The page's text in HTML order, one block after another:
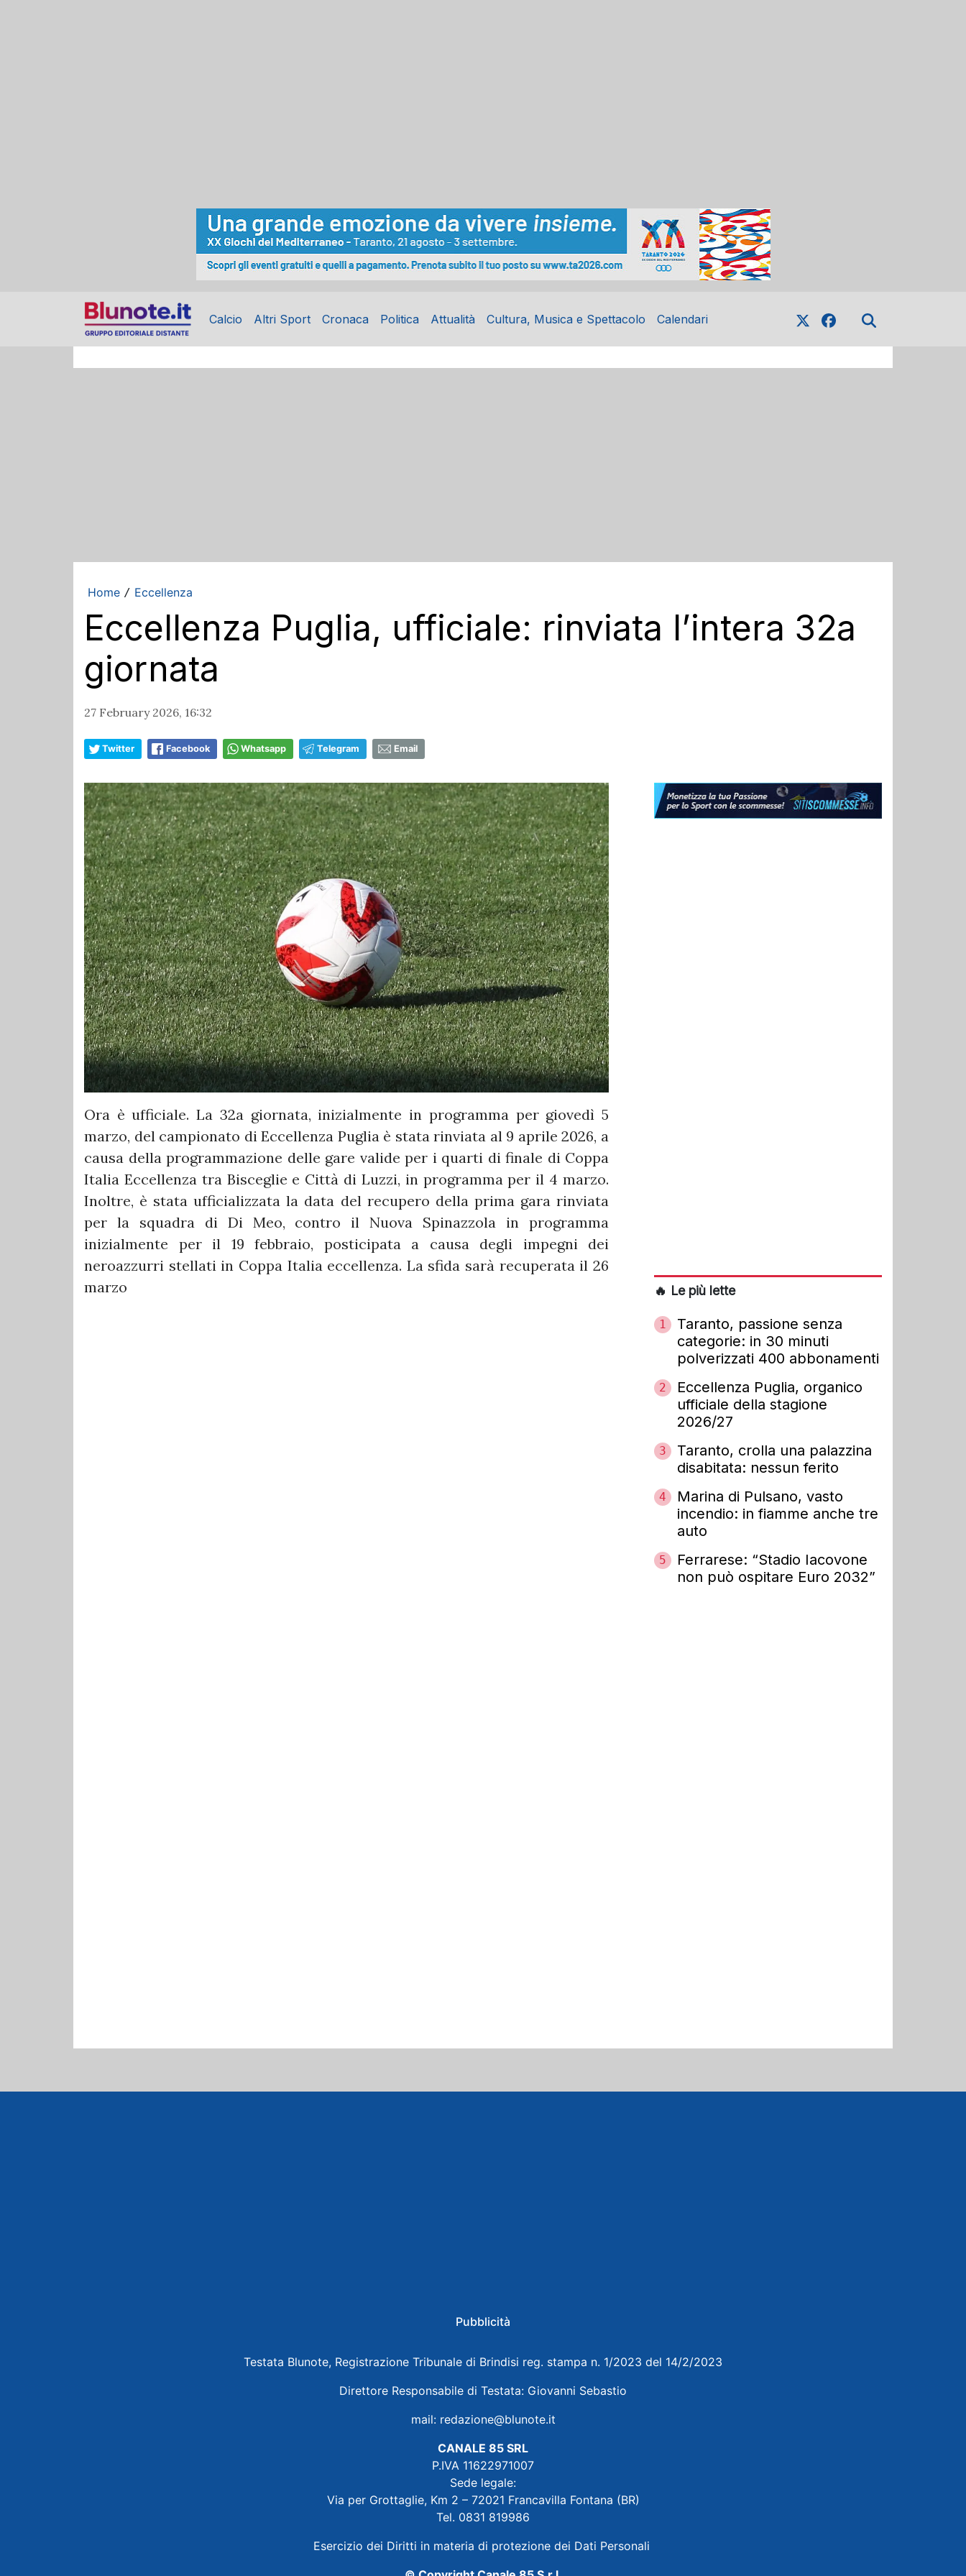
Calcio Altri Sport Cronaca Politica Attualità Cultura, Musica e Spettacolo Calendari
Home / Eccellenza
Eccellenza Puglia, ufficiale: rinviata l’intera 32a
giornata
27 February 2026, 16:32
Twitter Facebook Whatsapp Telegram Email
Ora è ufficiale. La 32a giornata, inizialmente in programma per giovedì 5
marzo, del campionato di Eccellenza Puglia è stata rinviata al 9 aprile 2026, a
causa della programmazione delle gare valide per i quarti di finale di Coppa
Italia Eccellenza tra Bisceglie e Città di Luzzi, in programma per il 4 marzo.
Inoltre, è stata ufficializzata la data del recupero della prima gara rinviata
per la squadra di Di Meo, contro il Nuova Spinazzola in programma
inizialmente per il 19 febbraio, posticipata a causa degli impegni dei
neroazzurri stellati in Coppa Italia eccellenza. La sfida sarà recuperata il 26
marzo
🔥 Le più lette
1
Taranto, passione senza
categorie: in 30 minuti
polverizzati 400 abbonamenti
2
Eccellenza Puglia, organico
ufficiale della stagione
2026/27
3
Taranto, crolla una palazzina
disabitata: nessun ferito
4
Marina di Pulsano, vasto
incendio: in fiamme anche tre
auto
5
Ferrarese: “Stadio Iacovone
non può ospitare Euro 2032”
Pubblicità
Testata Blunote, Registrazione Tribunale di Brindisi reg. stampa n. 1/2023 del 14/2/2023
Direttore Responsabile di Testata: Giovanni Sebastio
mail: redazione@blunote.it
CANALE 85 SRL
P.IVA 11622971007
Sede legale:
Via per Grottaglie, Km 2 – 72021 Francavilla Fontana (BR)
Tel. 0831 819986
Esercizio dei Diritti in materia di protezione dei Dati Personali